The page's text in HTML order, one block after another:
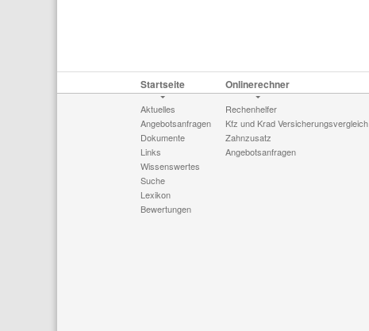
Startseite
Aktuelles
Angebotsanfragen
Dokumente
Links
Wissenswertes
Suche
Lexikon
Bewertungen
Onlinerechner
Rechenhelfer
Kfz und Krad Versicherungsvergleich
Zahnzusatz
Angebotsanfragen